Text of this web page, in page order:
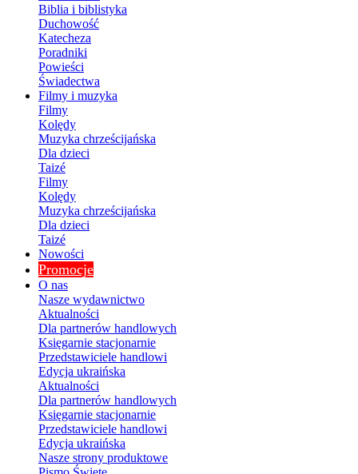
Biblia i biblistyka
Duchowość
Katecheza
Poradniki
Powieści
Świadectwa
Filmy i muzyka
Filmy
Kolędy
Muzyka chrześcijańska
Dla dzieci
Taizé
Filmy
Kolędy
Muzyka chrześcijańska
Dla dzieci
Taizé
Nowości
Promocje
O nas
Nasze wydawnictwo
Aktualności
Dla partnerów handlowych
Księgarnie stacjonarnie
Przedstawiciele handlowi
Edycja ukraińska
Aktualności
Dla partnerów handlowych
Księgarnie stacjonarnie
Przedstawiciele handlowi
Edycja ukraińska
Nasze strony produktowe